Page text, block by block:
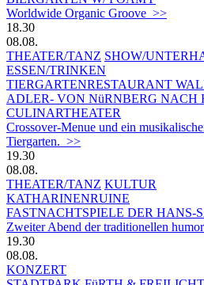
Worldwide Organic Groove >>
18.30
08.08.
THEATER/TANZ SHOW/
ESSEN/TRINKEN
TIERGARTEN­RESTAURANT
ADLER- VON NüRNBERG NACH
CULINARTHEATER
Crossover-Menue und ein
Tiergarten. >>
19.30
08.08.
THEATER/TANZ KULTUR
KATHARINENRUINE
FASTNACHTSPIELE DER HANS-
Zweiter Abend der traditionellen
19.30
08.08.
KONZERT